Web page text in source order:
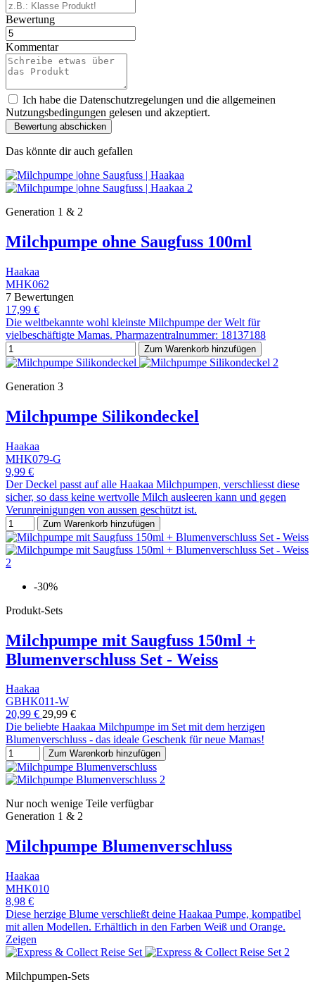
Bewertung
Kommentar
Ich habe die Datenschutzregelungen und die allgemeinen
Nutzungsbedingungen gelesen und akzeptiert.
Das könnte dir auch gefallen
Generation 1 & 2
Milchpumpe ohne Saugfuss 100ml
Haakaa
MHK062
7 Bewertungen
17,99 €
Die weltbekannte wohl kleinste Milchpumpe der Welt für
vielbeschäftigte Mamas. Pharmazentralnummer: 18137188
Zum Warenkorb hinzufügen
Generation 3
Milchpumpe Silikondeckel
Haakaa
MHK079-G
9,99 €
Der Deckel passt auf alle Haakaa Milchpumpen, verschliesst diese
sicher, so dass keine wertvolle Milch ausleeren kann und gegen
Verunreinigungen von aussen geschützt ist.
Zum Warenkorb hinzufügen
-30%
Produkt-Sets
Milchpumpe mit Saugfuss 150ml +
Blumenverschluss Set - Weiss
Haakaa
GBHK011-W
20,99 € 29,99 €
Die beliebte Haakaa Milchpumpe im Set mit dem herzigen
Blumenverschluss - das ideale Geschenk für neue Mamas!
Zum Warenkorb hinzufügen
Nur noch wenige Teile verfügbar
Generation 1 & 2
Milchpumpe Blumenverschluss
Haakaa
MHK010
8,98 €
Diese herzige Blume verschließt deine Haakaa Pumpe, kompatibel
mit allen Modellen. Erhältlich in den Farben Weiß und Orange.
Zeigen
Milchpumpen-Sets